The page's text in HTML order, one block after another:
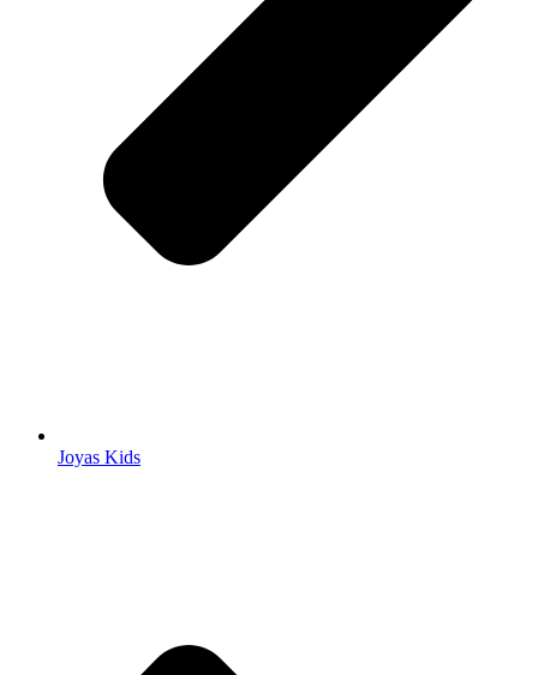
Joyas Kids